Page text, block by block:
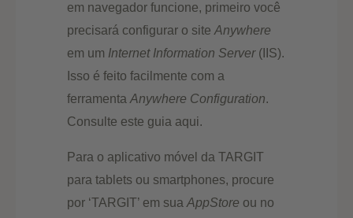
em navegador funcione, primeiro você
precisará configurar o site Anywhere
em um Internet Information Server (IIS).
Isso é feito facilmente com a
ferramenta Anywhere Configuration.
Consulte este guia aqui.
Para o aplicativo móvel da TARGIT
para tablets ou smartphones, procure
por ‘TARGIT’ em sua AppStore ou no